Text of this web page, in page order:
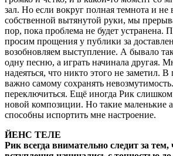
зал. Но если вокруг полная темнота и не
собственной вытянутой руки, мы
пор, пока проблема не будет устранена.
просим прощения у публики за
возобновляем выступление. А бывало
одну песню, а играть начинала другая.
надеяться, что никто этого не заметил.
важно самому сохранять
переключиться. Ещё иногда Рик
новой композиции. Но такие маленькие
способны испортить мне настроение.
ЙЕНС ТЕЛЕ
Рик всегда внимательно следит за тем,